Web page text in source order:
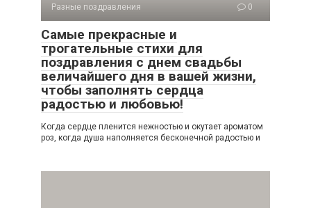
Разные поздравления 0
Самые прекрасные и
трогательные стихи для
поздравления с днем свадьбы
величайшего дня в вашей жизни,
чтобы заполнять сердца
радостью и любовью!
Когда сердце пленится нежностью и окутает ароматом
роз, когда душа наполняется бесконечной радостью и